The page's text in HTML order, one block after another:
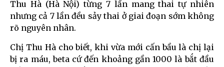
Thu Hà (Hà Nội) từng 7 lần mang thai tự nhiên
nhưng cả 7 lần đều sảy thai ở giai đoạn sớm không
rõ nguyên nhân.
Chị Thu Hà cho biết, khi vừa mới cấn bầu là chị lại
bị ra máu, beta cứ đến khoảng gần 1000 là bắt đầu